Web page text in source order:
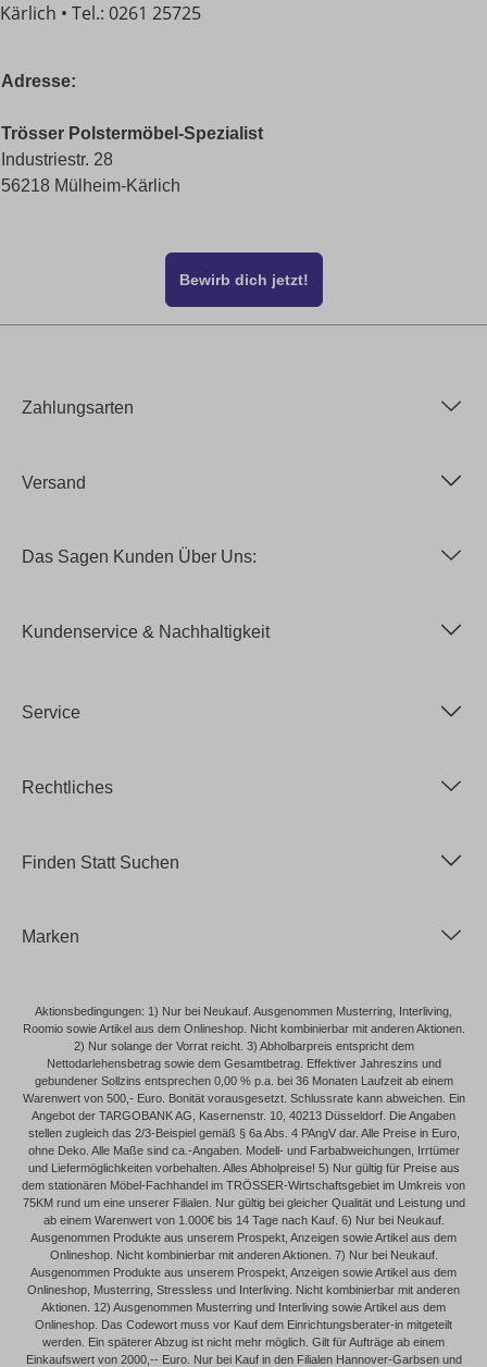
Kärlich • Tel.: 0261 25725
Adresse:
Trösser Polstermöbel-Spezialist
Industriestr. 28
56218 Mülheim-Kärlich
Bewirb dich jetzt!
Zahlungsarten
Versand
Das Sagen Kunden Über Uns:
Kundenservice & Nachhaltigkeit
Service
Rechtliches
Finden Statt Suchen
Marken
Aktionsbedingungen: 1) Nur bei Neukauf. Ausgenommen Musterring, Interliving,
Roomio sowie Artikel aus dem Onlineshop. Nicht kombinierbar mit anderen Aktionen.
2) Nur solange der Vorrat reicht. 3) Abholbarpreis entspricht dem
Nettodarlehensbetrag sowie dem Gesamtbetrag. Effektiver Jahreszins und
gebundener Sollzins entsprechen 0,00 % p.a. bei 36 Monaten Laufzeit ab einem
Warenwert von 500,- Euro. Bonität vorausgesetzt. Schlussrate kann abweichen. Ein
Angebot der TARGOBANK AG, Kasernenstr. 10, 40213 Düsseldorf. Die Angaben
stellen zugleich das 2/3-Beispiel gemäß § 6a Abs. 4 PAngV dar. Alle Preise in Euro,
ohne Deko. Alle Maße sind ca.-Angaben. Modell- und Farbabweichungen, Irrtümer
und Liefermöglichkeiten vorbehalten. Alles Abholpreise! 5) Nur gültig für Preise aus
dem stationären Möbel-Fachhandel im TRÖSSER-Wirtschaftsgebiet im Umkreis von
75KM rund um eine unserer Filialen. Nur gültig bei gleicher Qualität und Leistung und
ab einem Warenwert von 1.000€ bis 14 Tage nach Kauf. 6) Nur bei Neukauf.
Ausgenommen Produkte aus unserem Prospekt, Anzeigen sowie Artikel aus dem
Onlineshop. Nicht kombinierbar mit anderen Aktionen. 7) Nur bei Neukauf.
Ausgenommen Produkte aus unserem Prospekt, Anzeigen sowie Artikel aus dem
Onlineshop, Musterring, Stressless und Interliving. Nicht kombinierbar mit anderen
Aktionen. 12) Ausgenommen Musterring und Interliving sowie Artikel aus dem
Onlineshop. Das Codewort muss vor Kauf dem Einrichtungsberater-in mitgeteilt
werden. Ein späterer Abzug ist nicht mehr möglich. Gilt für Aufträge ab einem
Einkaufswert von 2000,-- Euro. Nur bei Kauf in den Filialen Hannover-Garbsen und